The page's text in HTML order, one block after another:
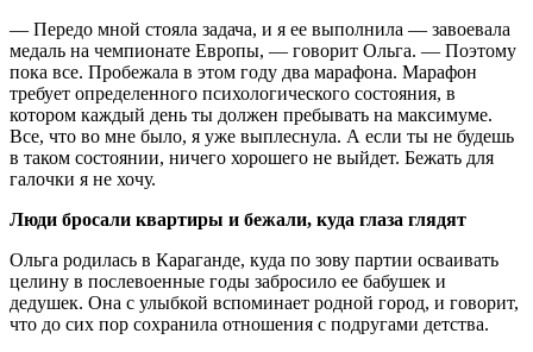
— Передо мной стояла задача, и я ее выполнила — завоевала
медаль на чемпионате Европы, — говорит Ольга. — Поэтому
пока все. Пробежала в этом году два марафона. Марафон
требует определенного психологического состояния, в
котором каждый день ты должен пребывать на максимуме.
Все, что во мне было, я уже выплеснула. А если ты не будешь
в таком состоянии, ничего хорошего не выйдет. Бежать для
галочки я не хочу.
Люди бросали квартиры и бежали, куда глаза глядят
Ольга родилась в Караганде, куда по зову партии осваивать
целину в послевоенные годы забросило ее бабушек и
дедушек. Она с улыбкой вспоминает родной город, и говорит,
что до сих пор сохранила отношения с подругами детства.